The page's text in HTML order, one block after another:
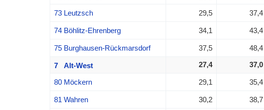
73 Leutzsch 29,5 37,4
74 Böhlitz-Ehrenberg 34,1 43,4
75 Burghausen-Rückmarsdorf 37,5 48,4
7 Alt-West 27,4 37,0
80 Möckern 29,1 35,4
81 Wahren 30,2 38,7